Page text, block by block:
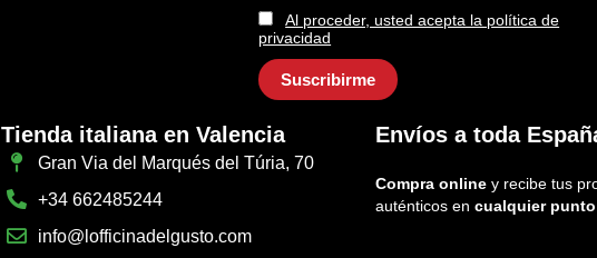
Al proceder, usted acepta la política de
privacidad
Tienda italiana en Valencia
Gran Via del Marqués del Túria, 70
+34 662485244
info@lofficinadelgusto.com
Envíos a toda
Compra online y recibe tus
auténticos en cualquier